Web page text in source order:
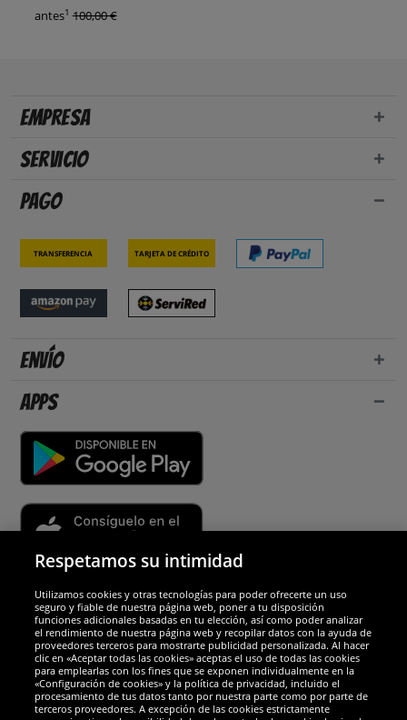
antes1 100,00 €
Empresa
Servicio
Pago
Transferencia Tarjeta de crédito
Envío
Apps
Socios y seguridad
Galardones
Respetamos su intimidad
Utilizamos cookies y otras tecnologías para poder ofrecerte un uso
seguro y fiable de nuestra página web, poner a tu disposición
funciones adicionales basadas en tu elección, así como poder analizar
el rendimiento de nuestra página web y recopilar datos con la ayuda de
proveedores terceros para mostrarte publicidad personalizada. Al hacer
clic en «Aceptar todas las cookies» aceptas el uso de todas las cookies
para emplearlas con los fines que se exponen individualmente en la
«Configuración de cookies» y la política de privacidad, incluido el
procesamiento de tus datos tanto por nuestra parte como por parte de
terceros proveedores. A excepción de las cookies estrictamente